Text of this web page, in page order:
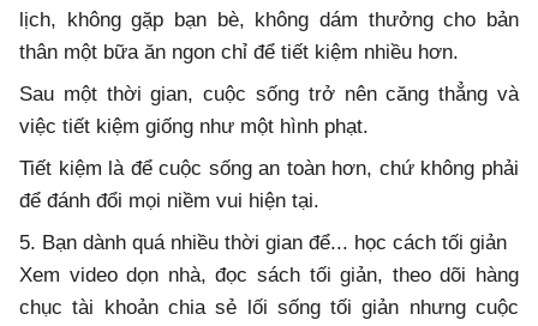
lịch, không gặp bạn bè, không dám thưởng cho bản
thân một bữa ăn ngon chỉ để tiết kiệm nhiều hơn.
Sau một thời gian, cuộc sống trở nên căng thẳng và
việc tiết kiệm giống như một hình phạt.
Tiết kiệm là để cuộc sống an toàn hơn, chứ không phải
để đánh đổi mọi niềm vui hiện tại.
5. Bạn dành quá nhiều thời gian để... học cách tối giản
Xem video dọn nhà, đọc sách tối giản, theo dõi hàng
chục tài khoản chia sẻ lối sống tối giản nhưng cuộc